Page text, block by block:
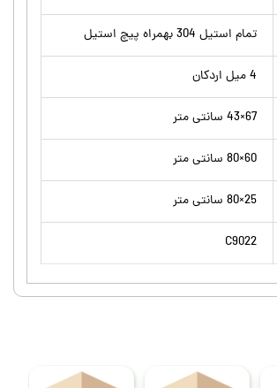
تمام استیل 304 بهمراه پیچ استیل
4 میل اردکان
67×43 سانتی متر
60×80 سانتی متر
25×80 سانتی متر
C9022